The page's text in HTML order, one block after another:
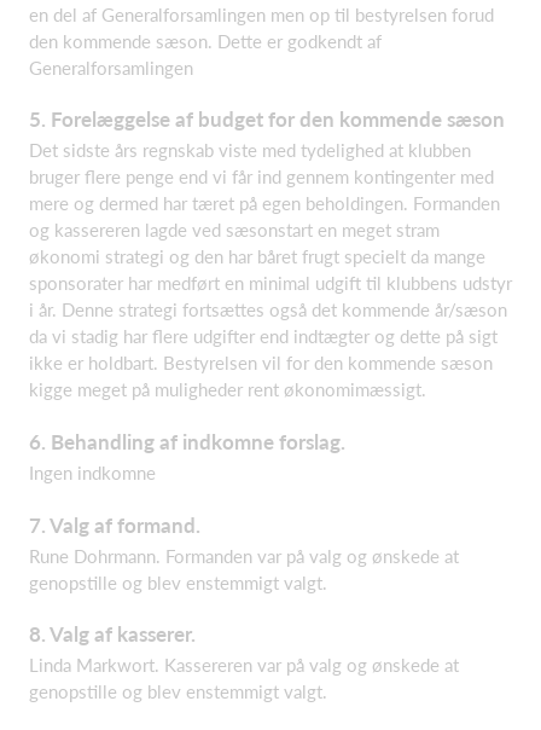
en del af Generalforsamlingen men op til bestyrelsen forud
den kommende sæson. Dette er godkendt af
Generalforsamlingen
5. Forelæggelse af budget for den kommende sæson
Det sidste års regnskab viste med tydelighed at klubben
bruger flere penge end vi får ind gennem kontingenter med
mere og dermed har tæret på egen beholdingen. Formanden
og kassereren lagde ved sæsonstart en meget stram
økonomi strategi og den har båret frugt specielt da mange
sponsorater har medført en minimal udgift til klubbens udstyr
i år. Denne strategi fortsættes også det kommende år/sæson
da vi stadig har flere udgifter end indtægter og dette på sigt
ikke er holdbart. Bestyrelsen vil for den kommende sæson
kigge meget på muligheder rent økonomimæssigt.
6. Behandling af indkomne forslag.
Ingen indkomne
7. Valg af formand.
Rune Dohrmann. Formanden var på valg og ønskede at
genopstille og blev enstemmigt valgt.
8. Valg af kasserer.
Linda Markwort. Kassereren var på valg og ønskede at
genopstille og blev enstemmigt valgt.